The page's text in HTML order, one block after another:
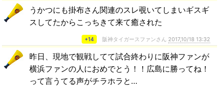
うかつにも掛布さん関連のスレ覗いてしまいギスギ
スしてたからこっちきて来て癒された
+14 阪神タイガースファンさん 2017,10/18 13:32
昨日、現地で観戦してて試合終わりに阪神ファンが
横浜ファンの人におめでとう！！広島に勝ってね！
って言うてる声がチラホラと…